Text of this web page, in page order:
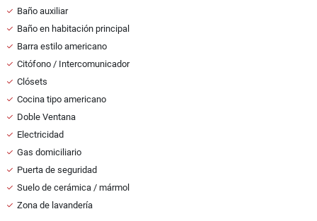
Baño auxiliar
Baño en habitación principal
Barra estilo americano
Citófono / Intercomunicador
Clósets
Cocina tipo americano
Doble Ventana
Electricidad
Gas domiciliario
Puerta de seguridad
Suelo de cerámica / mármol
Zona de lavandería